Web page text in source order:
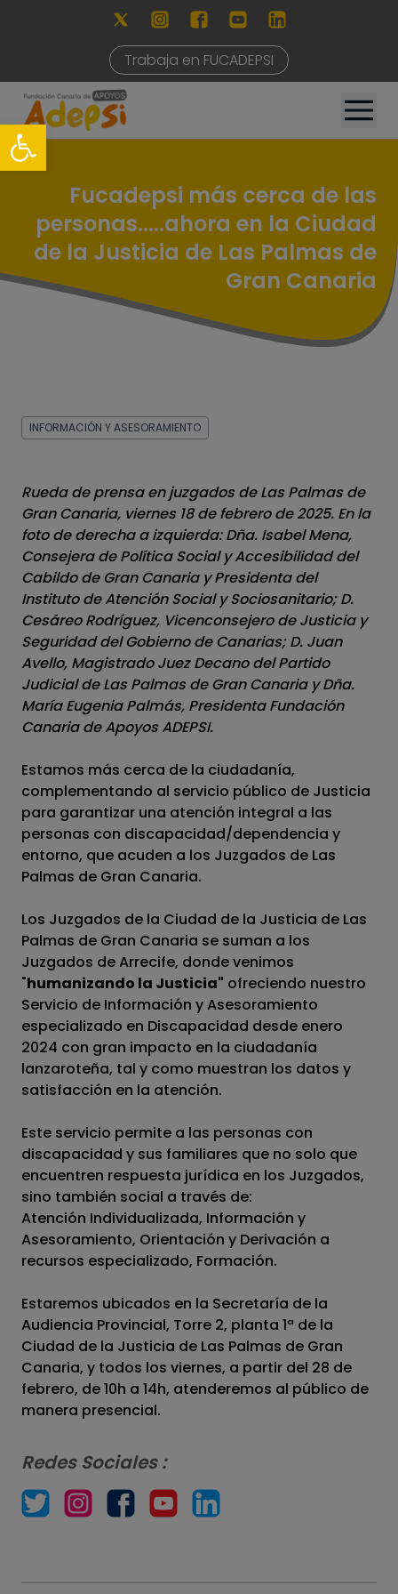
Trabaja en FUCADEPSI
Fucadepsi más cerca de las
personas.....ahora en la Ciudad
de la Justicia de Las Palmas de
Gran Canaria
INFORMACIÓN Y ASESORAMIENTO
Rueda de prensa en juzgados de Las Palmas de
Gran Canaria, viernes 18 de febrero de 2025. En la
foto de derecha a izquierda: Dña. Isabel Mena,
Consejera de Política Social y Accesibilidad del
Cabildo de Gran Canaria y Presidenta del
Instituto de Atención Social y Sociosanitario; D.
Cesáreo Rodríguez, Vicenconsejero de Justicia y
Seguridad del Gobierno de Canarias; D. Juan
Avello, Magistrado Juez Decano del Partido
Judicial de Las Palmas de Gran Canaria y Dña.
María Eugenia Palmás, Presidenta Fundación
Canaria de Apoyos ADEPSI.
Estamos más cerca de la ciudadanía,
complementando al servicio público de Justicia
para garantizar una atención integral a las
personas con discapacidad/dependencia y
entorno, que acuden a los Juzgados de Las
Palmas de Gran Canaria.
Los Juzgados de la Ciudad de la Justicia de Las
Palmas de Gran Canaria se suman a los
Juzgados de Arrecife, donde venimos
"humanizando la Justicia" ofreciendo nuestro
Servicio de Información y Asesoramiento
especializado en Discapacidad desde enero
2024 con gran impacto en la ciudadanía
lanzaroteña, tal y como muestran los datos y
satisfacción en la atención.
Este servicio permite a las personas con
discapacidad y sus familiares que no solo que
encuentren respuesta jurídica en los Juzgados,
sino también social a través de:
Atención Individualizada, Información y
Asesoramiento, Orientación y Derivación a
recursos especializado, Formación.
Estaremos ubicados en la Secretaría de la
Audiencia Provincial, Torre 2, planta 1ª de la
Ciudad de la Justicia de Las Palmas de Gran
Canaria, y todos los viernes, a partir del 28 de
febrero, de 10h a 14h, atenderemos al público de
manera presencial.
Redes Sociales :